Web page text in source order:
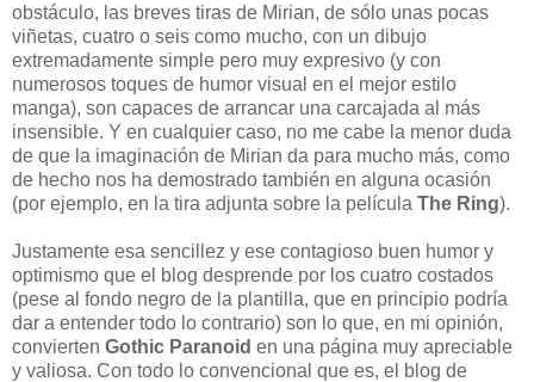
obstáculo, las breves tiras de Mirian, de sólo unas pocas
viñetas, cuatro o seis como mucho, con un dibujo
extremadamente simple pero muy expresivo (y con
numerosos toques de humor visual en el mejor estilo
manga), son capaces de arrancar una carcajada al más
insensible. Y en cualquier caso, no me cabe la menor duda
de que la imaginación de Mirian da para mucho más, como
de hecho nos ha demostrado también en alguna ocasión
(por ejemplo, en la tira adjunta sobre la película The Ring).
Justamente esa sencillez y ese contagioso buen humor y
optimismo que el blog desprende por los cuatro costados
(pese al fondo negro de la plantilla, que en principio podría
dar a entender todo lo contrario) son lo que, en mi opinión,
convierten Gothic Paranoid en una página muy apreciable
y valiosa. Con todo lo convencional que es, el blog de